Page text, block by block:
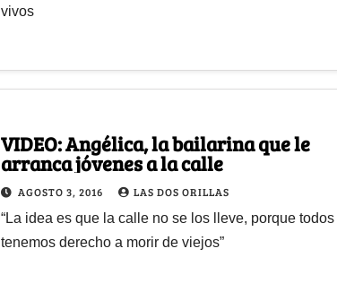
vivos
VIDEO: Angélica, la bailarina que le
arranca jóvenes a la calle
AGOSTO 3, 2016 LAS DOS ORILLAS
“La idea es que la calle no se los lleve, porque todos
tenemos derecho a morir de viejos”